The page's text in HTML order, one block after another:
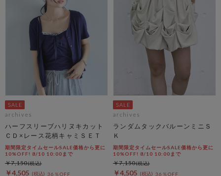
archives
ハーフスリーブハリヌキカット
ＣＤ×レース花柄キャミＳＥＴ
期間限定タイムセールSALE価格から更に
10%OFF! 8/10 10:00まで
￥4,505 36％OFF
￥7,150
archives
ランダムタックバルーンミニＳ
Ｋ
期間限定タイムセールSALE価格から更に
10%OFF! 8/10 10:00まで
￥4,505 36％OFF
￥7,150